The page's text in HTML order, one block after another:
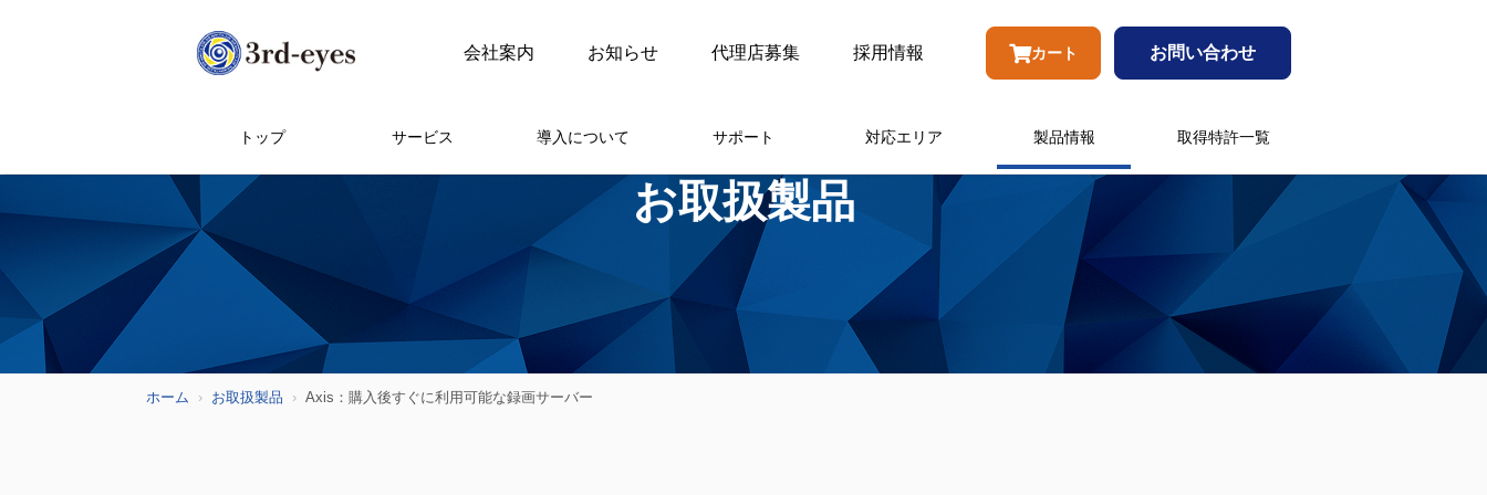
会社案内 お知らせ 代理店募集 採用情報 カート お問い合わせ
トップ サービス 導入について サポート 対応エリア 製品情報 取得特許一覧
お取扱製品
ホーム お取扱製品 Axis：購入後すぐに利用可能な録画サーバー